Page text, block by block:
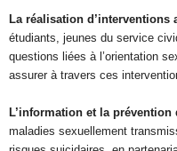
La réalisation
étudiants, jeunes du service
questions liées à l’orientation
assurer à travers ces
L’information et la
maladies sexuellement